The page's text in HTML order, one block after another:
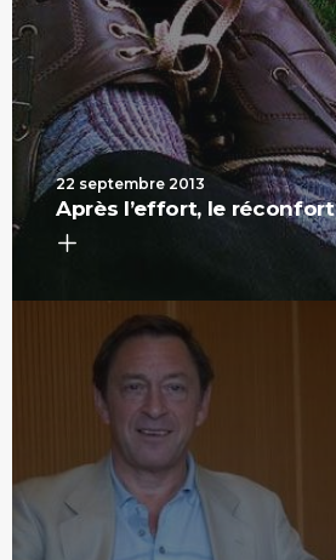
22 septembre 2013
Après l’effort, le réconfort